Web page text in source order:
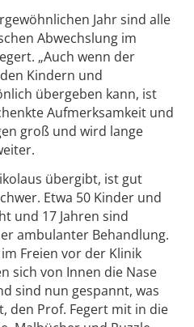
Jahr sind alle
Abwechslung im
„Auch wenn der
Kindern und
übergeben kann, ist
Aufmerksamkeit und
groß und wird lange
übergibt, ist gut
Etwa 50 Kinder und
und 17 Jahren sind
ambulanter Behandlung.
Freien vor der Klinik
sich von Innen die Nase
sind nun gespannt, was
den Prof. Fegert mit in die